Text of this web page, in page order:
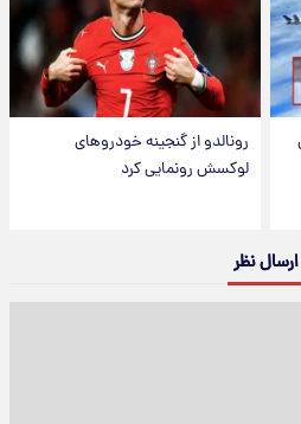
رونالدو از گنجینه خودروهای
لوکسش رونمایی کرد
ارسال نظر